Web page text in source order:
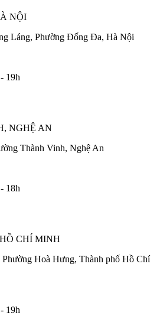
NỘI
Láng, Phường Đống Đa, Hà Nội
19h
NGHỆ AN
Thành Vinh, Nghệ An
18h
CHÍ MINH
Hoà Hưng, Thành phố Hồ Chí
19h